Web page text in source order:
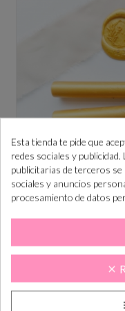
Barra
Precio
2,00 €
Esta tienda te pide que
redes sociales y
publicitarias de terceros
sociales y anuncios
procesamiento de datos
clear